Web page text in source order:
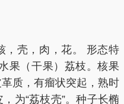
糖5.6克
泄、多因肾虚引起、即
，壳，肉，花。 形态特
果（干果）荔枝。核果
质，有瘤状突起，熟时
为“荔枝壳”。种子长椭